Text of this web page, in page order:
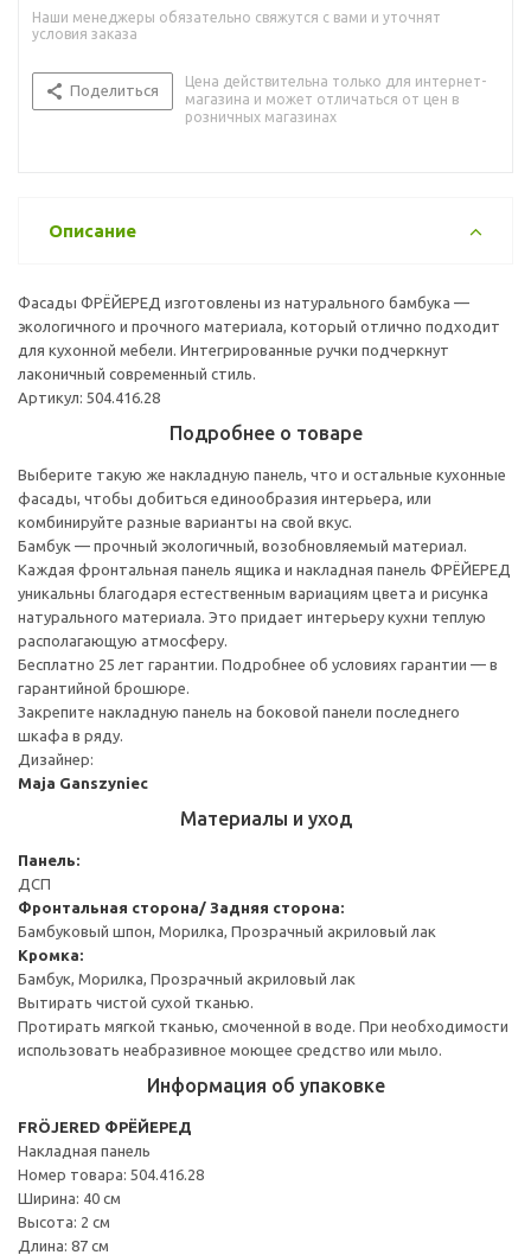
Наши менеджеры обязательно свяжутся с вами и уточнят
условия заказа
Поделиться
Цена действительна только для интернет-
магазина и может отличаться от цен в
розничных магазинах
Описание
Фасады ФРЁЙЕРЕД изготовлены из натурального бамбука —
экологичного и прочного материала, который отлично подходит
для кухонной мебели. Интегрированные ручки подчеркнут
лаконичный современный стиль.
Артикул: 504.416.28
Подробнее о товаре
Выберите такую же накладную панель, что и остальные кухонные
фасады, чтобы добиться единообразия интерьера, или
комбинируйте разные варианты на свой вкус.
Бамбук — прочный экологичный, возобновляемый материал.
Каждая фронтальная панель ящика и накладная панель ФРЁЙЕРЕД
уникальны благодаря естественным вариациям цвета и рисунка
натурального материала. Это придает интерьеру кухни теплую
располагающую атмосферу.
Бесплатно 25 лет гарантии. Подробнее об условиях гарантии — в
гарантийной брошюре.
Закрепите накладную панель на боковой панели последнего
шкафа в ряду.
Дизайнер:
Maja Ganszyniec
Материалы и уход
Панель:
ДСП
Фронтальная сторона/ Задняя сторона:
Бамбуковый шпон, Морилка, Прозрачный акриловый лак
Кромка:
Бамбук, Морилка, Прозрачный акриловый лак
Вытирать чистой сухой тканью.
Протирать мягкой тканью, смоченной в воде. При необходимости
использовать неабразивное моющее средство или мыло.
Информация об упаковке
FRÖJERED ФРЁЙЕРЕД
Накладная панель
Номер товара: 504.416.28
Ширина: 40 см
Высота: 2 см
Длина: 87 см